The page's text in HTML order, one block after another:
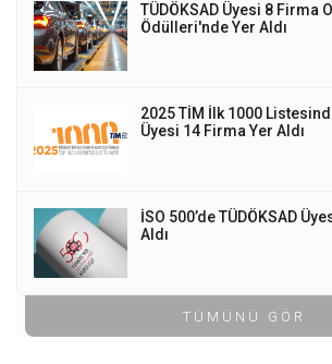
TÜDÖKSAD Üyesi 8 Firma
Ödülleri'nde Yer Aldı
2025 TİM İlk 1000
Üyesi 14 Firma Yer Aldı
İSO 500’de TÜDÖKSAD
Aldı
TÜMÜNÜ GÖR